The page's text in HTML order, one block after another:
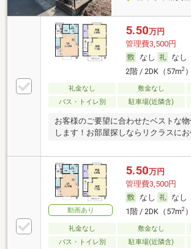
5.50万円
管理費3,500円
なし
なし
2階 / 2DK（57m2）
礼金なし 敷金なし
バス・トイレ別
駐車場(近隣含)
お客様のご要望に合わせたベストな
します！お部屋探しならリクラスにお
動画あり
5.50万円
管理費3,500円
なし
なし
1階 / 2DK（57m2）
礼金なし 敷金なし
バス・トイレ別
駐車場(近隣含)